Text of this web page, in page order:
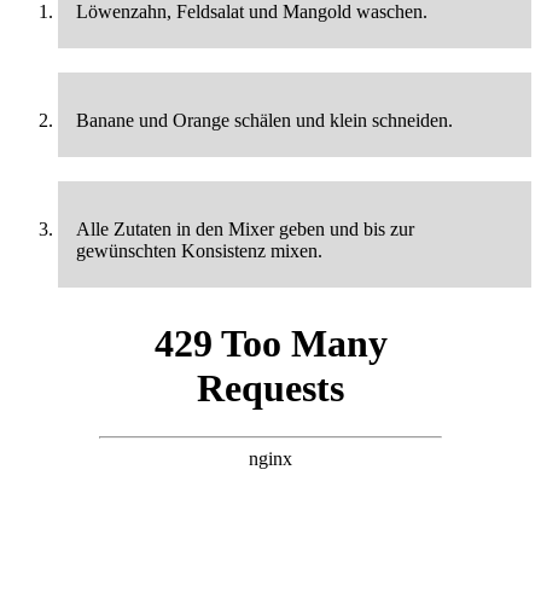
Löwenzahn, Feldsalat und Mangold waschen.
Banane und Orange schälen und klein schneiden.
Alle Zutaten in den Mixer geben und bis zur
gewünschten Konsistenz mixen.